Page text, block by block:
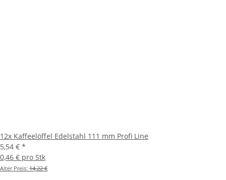
12x Kaffeelöffel Edelstahl 111 mm Profi Line
5,54 € *
0,46 € pro Stk
Alter Preis: 14,22 €